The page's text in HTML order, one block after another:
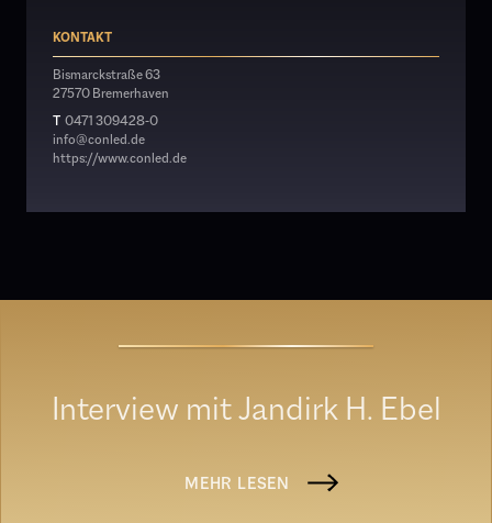
KONTAKT
Bismarckstraße 63
27570 Bremerhaven
T 0471 309428-0
info@conled.de
https://www.conled.de
Interview mit Jandirk H. Ebel
MEHR LESEN